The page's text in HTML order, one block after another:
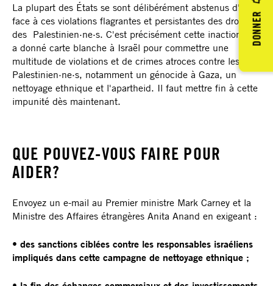
DONNER
La plupart des États se sont délibérément abstenus d'agir
face à ces violations flagrantes et persistantes des droits
des Palestinien·ne·s. C'est précisément cette inaction qui
a donné carte blanche à Israël pour commettre une
multitude de violations et de crimes atroces contre les
Palestinien·ne·s, notamment un génocide à Gaza, un
nettoyage ethnique et l'apartheid. Il faut mettre fin à cette
impunité dès maintenant.
QUE POUVEZ-VOUS FAIRE POUR
AIDER?
Envoyez un e-mail au Premier ministre Mark Carney et la
Ministre des Affaires étrangères Anita Anand en exigeant :
• des sanctions ciblées contre les responsables israéliens
impliqués dans cette campagne de nettoyage ethnique ;